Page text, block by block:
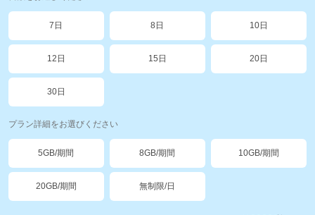
7日 8日 10日
12日 15日 20日
30日
プラン詳細をお選びください
5GB/期間 8GB/期間 10GB/期間
20GB/期間 無制限/日